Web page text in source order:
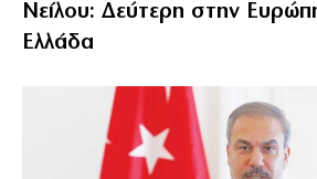
Νείλου: Δεύτερη στην
Ελλάδα